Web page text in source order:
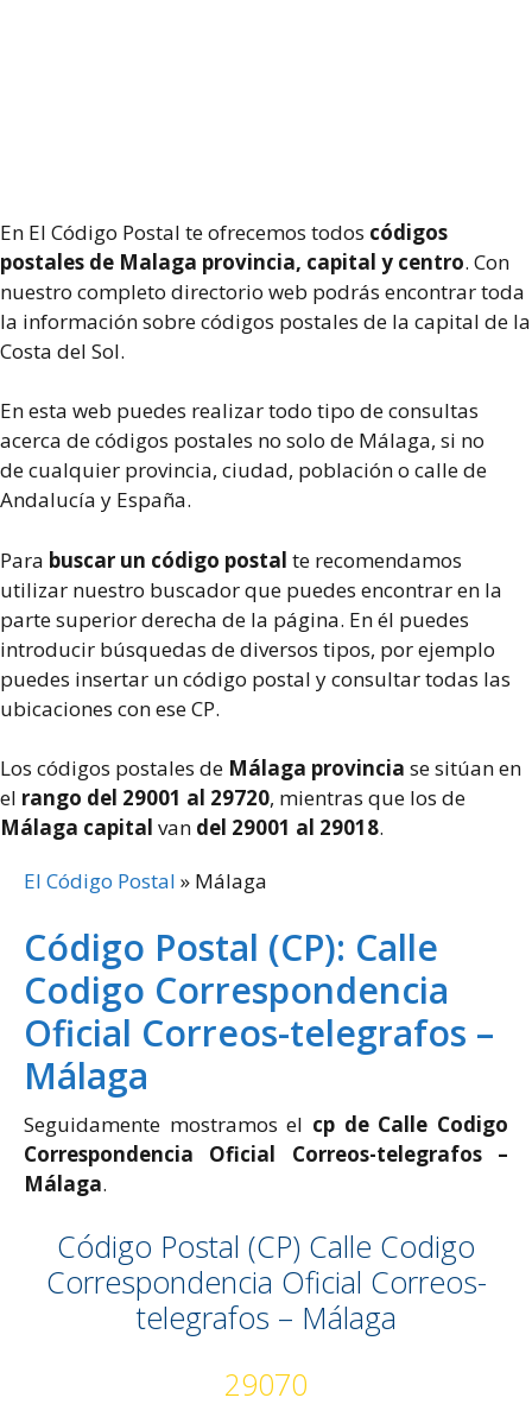
En El Código Postal te ofrecemos todos códigos
postales de Malaga provincia, capital y centro. Con
nuestro completo directorio web podrás encontrar toda
la información sobre códigos postales de la capital de la
Costa del Sol.
En esta web puedes realizar todo tipo de consultas
acerca de códigos postales no solo de Málaga, si no
de cualquier provincia, ciudad, población o calle de
Andalucía y España.
Para buscar un código postal te recomendamos
utilizar nuestro buscador que puedes encontrar en la
parte superior derecha de la página. En él puedes
introducir búsquedas de diversos tipos, por ejemplo
puedes insertar un código postal y consultar todas las
ubicaciones con ese CP.
Los códigos postales de Málaga provincia se sitúan en
el rango del 29001 al 29720, mientras que los de
Málaga capital van del 29001 al 29018.
El Código Postal » Málaga
Código Postal (CP): Calle
Codigo Correspondencia
Oficial Correos-telegrafos –
Málaga
Seguidamente mostramos el cp de Calle Codigo
Correspondencia Oficial Correos-telegrafos –
Málaga.
Código Postal (CP) Calle Codigo
Correspondencia Oficial Correos-
telegrafos – Málaga
29070